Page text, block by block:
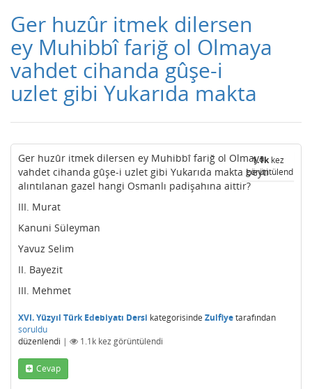
Ger huzûr itmek dilersen
ey Muhibbî fariğ ol Olmaya
vahdet cihanda gûşe-i
uzlet gibi Yukarıda makta
1.1kkez
görüntülendi
Ger huzûr itmek dilersen ey Muhibbî fariğ ol Olmaya
vahdet cihanda gûşe-i uzlet gibi Yukarıda makta beyti
alıntılanan gazel hangi Osmanlı padişahına aittir?
III. Murat
Kanuni Süleyman
Yavuz Selim
II. Bayezit
III. Mehmet
XVI. Yüzyıl Türk Edebiyatı Dersi kategorisinde Zulfiyetarafından
soruldu
düzenlendi | 1.1k kez görüntülendi
Cevap